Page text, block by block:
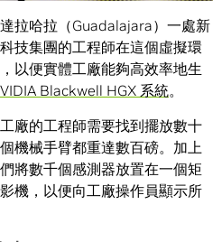
拉哈拉（Guadalajara）一處新
技集團的工程師在這個虛擬環
以便實體工廠能夠高效率地生
Blackwell HGX 系統。
廠的工程師需要找到擺放數十
機械手臂都重達數百磅。加上
將數千個感測器放置在一個矩
機，以便向工廠操作員顯示所